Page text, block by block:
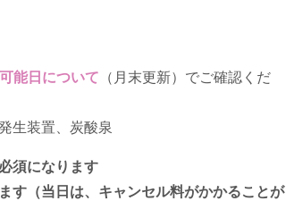
能日について （月末更新）でご確認くだ
生装置、炭酸泉
須になります
す（当日は、キャンセル料がかかることが